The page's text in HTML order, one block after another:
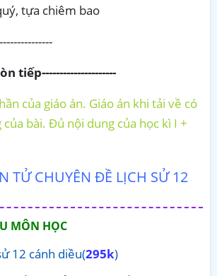
tựa chiêm bao
tiếp---------------------
của giáo án. Giáo án khi tải về có
bài. Đủ nội dung của học kì I +
TỬ CHUYÊN ĐỀ LỊCH SỬ 12
MÔN HỌC
12 cánh diều(295k)